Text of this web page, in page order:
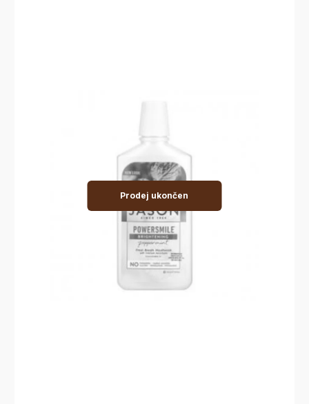
Prodej ukončen